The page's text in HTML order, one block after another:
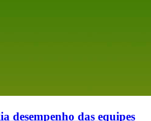
desempenho das equipes